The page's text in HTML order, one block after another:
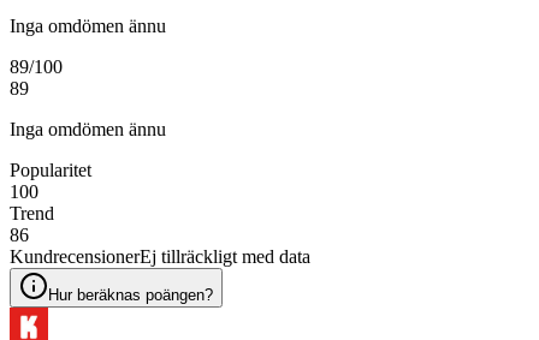
Inga omdömen ännu
89/100
89
Inga omdömen ännu
Popularitet
100
Trend
86
KundrecensionerEj tillräckligt med data
Hur beräknas poängen?